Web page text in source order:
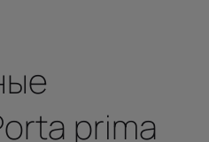
prima